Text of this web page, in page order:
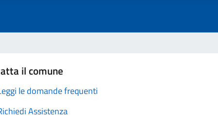
il comune
le domande frequenti
Assistenza